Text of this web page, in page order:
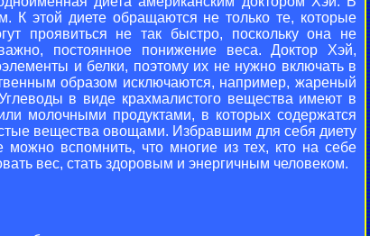
К этой диете обращаются не только те, которые
проявиться не так быстро, поскольку она не
постоянное понижение веса. Доктор Хэй,
и белки, поэтому их не нужно включать в
образом исключаются, например, жареный
в виде крахмалистого вещества имеют в
молочными продуктами, в которых содержатся
вещества овощами. Избравшим для себя диету
можно вспомнить, что многие из тех, кто на себе
вес, стать здоровым и энергичным человеком.